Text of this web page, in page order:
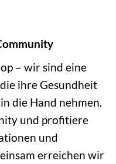
– wir sind eine
ihre Gesundheit
die Hand nehmen.
und profitiere
und
erreichen wir